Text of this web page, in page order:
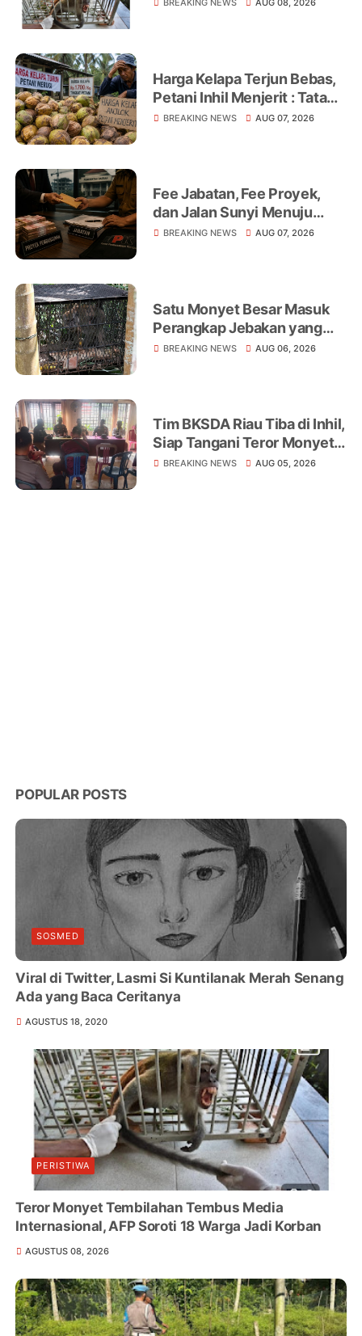
BREAKING NEWS AUG 08, 2026
Harga Kelapa Terjun Bebas,
Petani Inhil Menjerit : Tata
Niaga, Monopoli hingga
BREAKING NEWS AUG 07, 2026
Fee Jabatan, Fee Proyek,
dan Jalan Sunyi Menuju
Operasi Tangkap Tangan
BREAKING NEWS AUG 07, 2026
Satu Monyet Besar Masuk
Perangkap Jebakan yang
Dipasang di Belakang
BREAKING NEWS AUG 06, 2026
Tim BKSDA Riau Tiba di Inhil,
Siap Tangani Teror Monyet
Liar yang Telah Melukai 18
BREAKING NEWS AUG 05, 2026
POPULAR POSTS
SOSMED
Viral di Twitter, Lasmi Si Kuntilanak Merah Senang
Ada yang Baca Ceritanya
AGUSTUS 18, 2020
PERISTIWA
Teror Monyet Tembilahan Tembus Media
Internasional, AFP Soroti 18 Warga Jadi Korban
AGUSTUS 08, 2026